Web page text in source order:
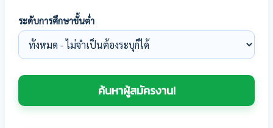
ระดับการศึกษาขั้นต่ำ